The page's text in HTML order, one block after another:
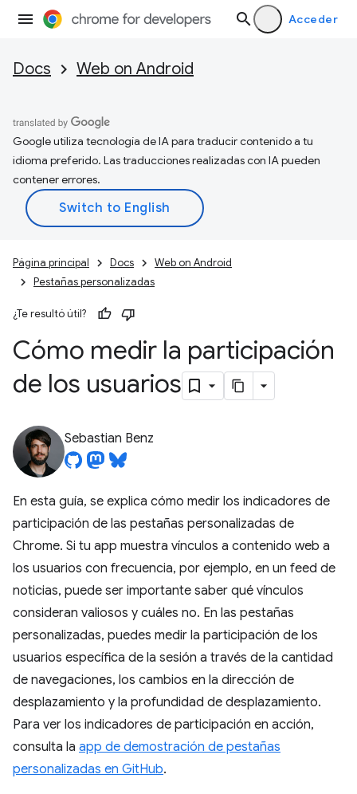
Acceder
Docs Web on Android
Google utiliza tecnología de IA para traducir contenido a tu
idioma preferido. Las traducciones realizadas con IA pueden
contener errores.
Página principal Docs
Web on Android
Pestañas personalizadas
¿Te resultó útil?
Cómo medir la participación
de los usuarios
Sebastian Benz
En esta guía, se explica cómo medir los indicadores de
participación de las pestañas personalizadas de
Chrome. Si tu app muestra vínculos a contenido web a
los usuarios con frecuencia, por ejemplo, en un feed de
noticias, puede ser importante saber qué vínculos
consideran valiosos y cuáles no. En las pestañas
personalizadas, puedes medir la participación de los
usuarios específica de la sesión a través de la cantidad
de navegaciones, los cambios en la dirección de
desplazamiento y la profundidad de desplazamiento.
Para ver los indicadores de participación en acción,
consulta la app de demostración de pestañas
personalizadas en GitHub.